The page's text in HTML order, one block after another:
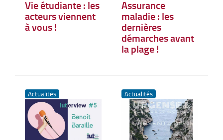
Vie étudiante : les
acteurs viennent
à vous !
Assurance
maladie : les
dernières
démarches avant
la plage !
Actualités Actualités